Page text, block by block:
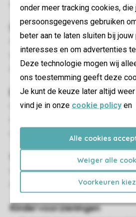
onder meer tracking cookies, die
persoonsgegevens gebruiken
beter aan te laten sluiten bij
interesses en om advertenties
Deze technologie mogen wij
ons toestemming geeft deze
Je kunt de keuze later altijd
vind je in onze cookie policy en
Alle cookies
Weiger alle
Voorkeuren
Eén huisdier toegestaan
Slaapkamer(s)
Slaapkamer met 2-persoonsbed
Slaapkamer met twee 1-
Bedden voorzien van dekbedden en
Buiten
Tuinstoelen
Parkeren op de centrale parkeerplaats
Woon-/eetkamer
Zithoek
Kindervoorzieningen